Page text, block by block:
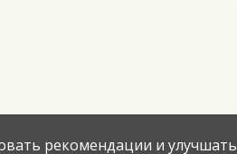
рекомендации и улучшать